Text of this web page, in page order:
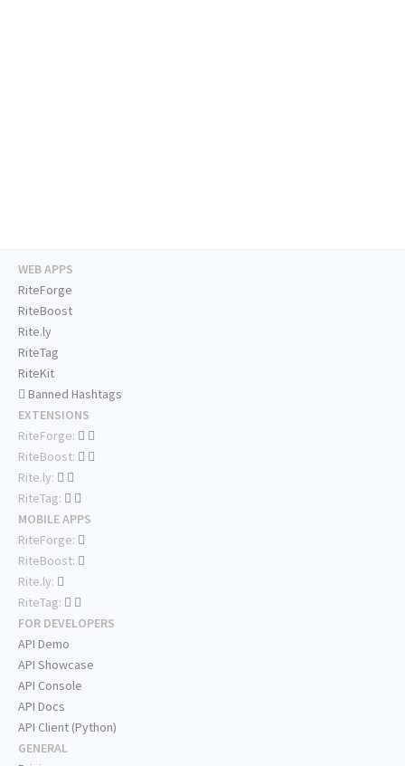
WEB APPS
RiteForge
RiteBoost
Rite.ly
RiteTag
RiteKit
Banned Hashtags
EXTENSIONS
RiteForge:
RiteBoost:
Rite.ly:
RiteTag:
MOBILE APPS
RiteForge:
RiteBoost:
Rite.ly:
RiteTag:
FOR DEVELOPERS
API Demo
API Showcase
API Console
API Docs
API Client (Python)
GENERAL